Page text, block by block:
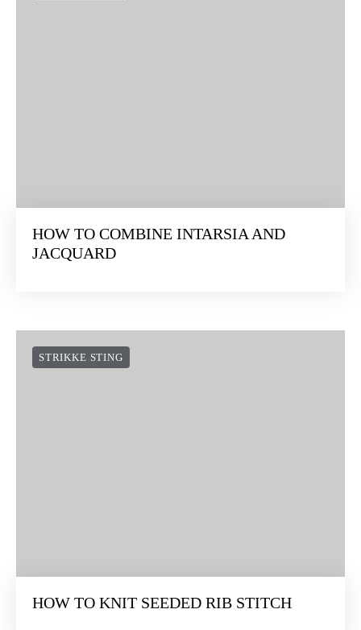
HOW TO COMBINE INTARSIA AND
JACQUARD
STRIKKE STING
HOW TO KNIT SEEDED RIB STITCH